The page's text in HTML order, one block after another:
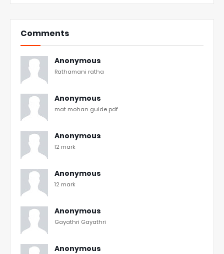
Comments
Anonymous
Rathamani ratha
Anonymous
mat mohan guide pdf
Anonymous
12 mark
Anonymous
12 mark
Anonymous
Gayathri Gayathri
Anonymous